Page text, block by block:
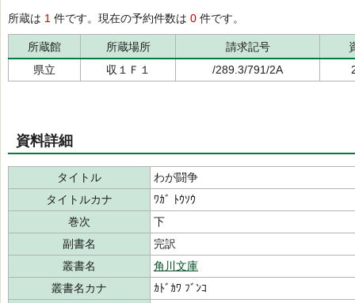
所蔵は 1 件です。現在の予約件数は 0 件です。
所蔵館 所蔵場所 請求記号
県立
収１Ｆ１ /289.3/791/2A
資料詳細
タイトル
わが闘争
タイトルカナ
ﾜｶﾞ ﾄｳｿｳ
巻次
下
副書名
完訳
叢書名
角川文庫
叢書名カナ
ｶﾄﾞｶﾜ ﾌﾞﾝｺ